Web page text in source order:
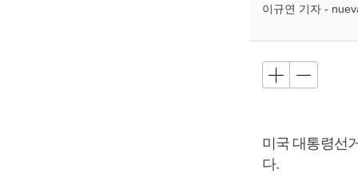
이규연 기자 -
미국 대통령선
다.